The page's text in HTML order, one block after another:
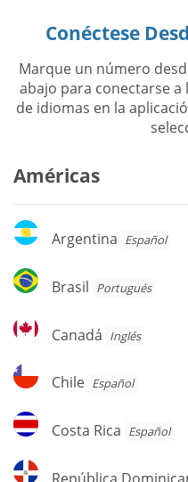
Conéctese
Marque un número
abajo para conectarse
de idiomas en la
Américas
Argentina
Argentina Español
Brasil
Brasil Portugués
Canadá
Canadá Inglés
Chile
Chile Español
Costa
Rica
Costa Rica Español
República